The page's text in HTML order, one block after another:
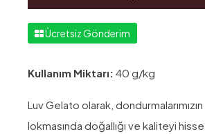
Ücretsiz Gönderim
Kullanım Miktarı: 40 g/kg
Luv Gelato olarak,
lokmasında doğallığı ve kaliteyi